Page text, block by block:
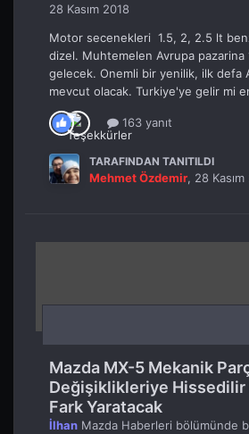
28 Kasım 2018
Motor secenekleri 1.5, 2, 2.5 lt
dizel. Muhtemelen Avrupa pazarina
gelecek. Onemli bir yenilik, ilk defa
mevcut olacak. Turkiye'ye gelir mi
163 yanıt
TARAFINDAN TANITILDI
Mehmet Özdemir, 28
Mazda MX-5 Mekanik
Değişiklikleriye Hissedilir
Fark Yaratacak
İlhan Mazda Haberleri bölümünde